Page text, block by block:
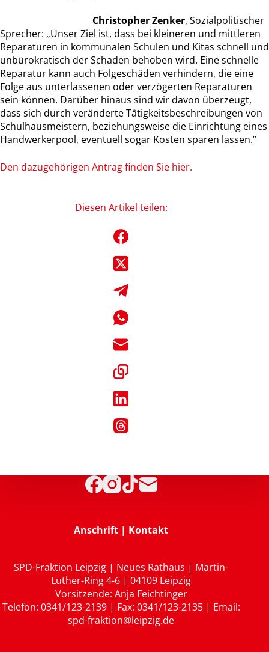
Christopher Zenker, Sozialpolitischer
Sprecher: „Unser Ziel ist, dass bei kleineren und mittleren
Reparaturen in kommunalen Schulen und Kitas schnell und
unbürokratisch der Schaden behoben wird. Eine schnelle
Reparatur kann auch Folgeschäden verhindern, die eine
Folge aus unterlassenen oder verzögerten Reparaturen
sein können. Darüber hinaus sind wir davon überzeugt,
dass sich durch veränderte Tätigkeitsbeschreibungen von
Schulhausmeistern, beziehungsweise die Einrichtung eines
Handwerkerpool, eventuell sogar Kosten sparen lassen.”
Den dazugehörigen Antrag finden Sie hier.
Diesen Artikel teilen:
Anschrift | Kontakt
SPD-Fraktion Leipzig | Neues Rathaus | Martin-
Luther-Ring 4-6 | 04109 Leipzig
Vorsitzende: Anja Feichtinger
Telefon: 0341/123-2139 | Fax: 0341/123-2135 | Email:
spd-fraktion@leipzig.de